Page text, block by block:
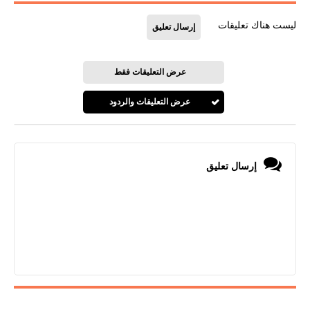
ليست هناك تعليقات إرسال تعليق
عرض التعليقات فقط
عرض التعليقات والردود
إرسال تعليق